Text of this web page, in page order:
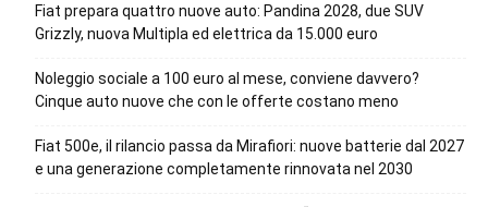
Fiat prepara quattro nuove auto: Pandina 2028, due SUV
Grizzly, nuova Multipla ed elettrica da 15.000 euro
Noleggio sociale a 100 euro al mese, conviene davvero?
Cinque auto nuove che con le offerte costano meno
Fiat 500e, il rilancio passa da Mirafiori: nuove batterie dal 2027
e una generazione completamente rinnovata nel 2030